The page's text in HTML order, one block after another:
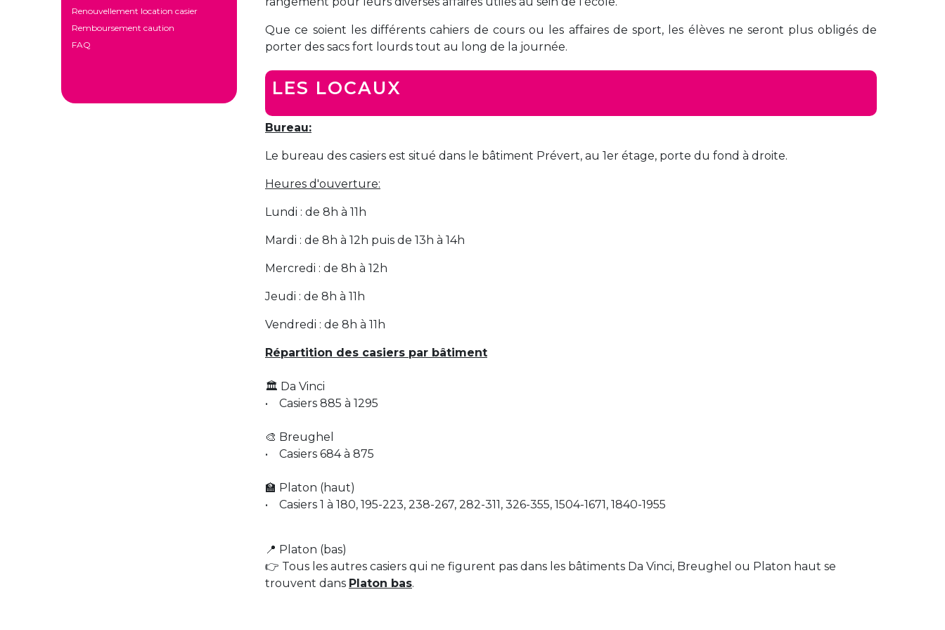
+32 (0)2 375 31 35
Cantine
+32 (0)2 374 76 75
cantine@apeee-bxl1-services.be
BE10 3100 9205 4504
Casiers
+32 (0)2 373 87 68
casiers@apeee-bxl1-services.be
Garderie Berkendael
Renouvellement location casier
Remboursement caution
FAQ
Que ce soient les différents cahiers de cours ou les affaires de sport, les élèves ne seront plus obligés de
porter des sacs fort lourds tout au long de la journée.
LES LOCAUX
Bureau:
Le bureau des casiers est situé dans le bâtiment Prévert, au 1er étage, porte du fond à droite.
Heures d'ouverture:
Lundi : de 8h à 11h
Mardi : de 8h à 12h puis de 13h à 14h
Mercredi : de 8h à 12h
Jeudi : de 8h à 11h
Vendredi : de 8h à 11h
Répartition des casiers par bâtiment
🏛️ Da Vinci
• Casiers 885 à 1295
🎨 Breughel
• Casiers 684 à 875
🏫 Platon (haut)
• Casiers 1 à 180, 195-223, 238-267, 282-311, 326-355, 1504-1671, 1840-1955
📍 Platon (bas)
👉 Tous les autres casiers qui ne figurent pas dans les bâtiments Da Vinci, Breughel ou Platon haut se
trouvent dans Platon bas.